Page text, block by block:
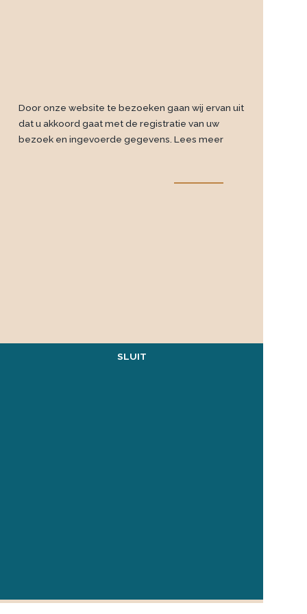
Door onze website te bezoeken gaan wij ervan uit
dat u akkoord gaat met de registratie van uw
bezoek en ingevoerde gegevens.Lees meer
SLUIT